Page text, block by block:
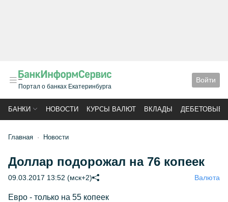
Портал о банках Екатеринбурга
Войти
БАНКИ НОВОСТИ КУРСЫ ВАЛЮТ ВКЛАДЫ ДЕБЕТОВЫЕ
Главная Новости
Доллар подорожал на 76 копеек
09.03.2017 13:52 (мск+2) Валюта
Евро - только на 55 копеек